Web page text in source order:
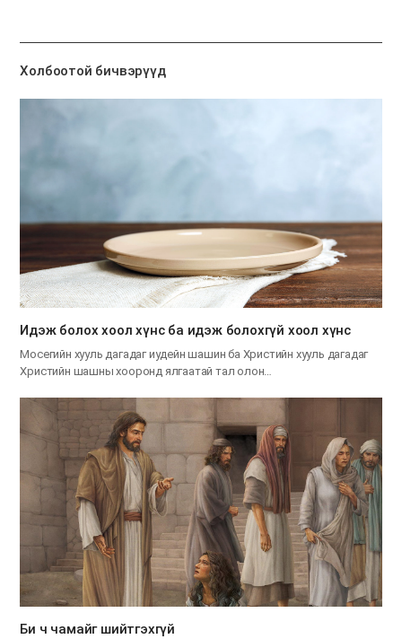
기
Холбоотой бичвэрүүд
Идэж болох хоол хүнс ба идэж болохгүй хоол хүнс
Мосегийн хууль дагадаг иудейн шашин ба Христийн хууль дагадаг
Христийн шашны хооронд ялгаатай тал олон…
Би ч чамайг шийтгэхгүй